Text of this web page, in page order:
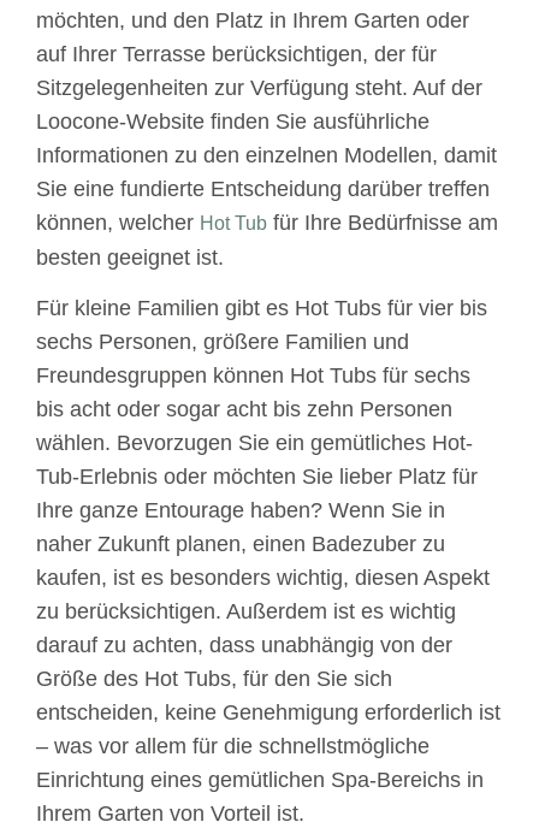
möchten, und den Platz in Ihrem Garten oder
auf Ihrer Terrasse berücksichtigen, der für
Sitzgelegenheiten zur Verfügung steht. Auf der
Loocone-Website finden Sie ausführliche
Informationen zu den einzelnen Modellen, damit
Sie eine fundierte Entscheidung darüber treffen
können, welcher Hot Tub für Ihre Bedürfnisse am
besten geeignet ist.
Für kleine Familien gibt es Hot Tubs für vier bis
sechs Personen, größere Familien und
Freundesgruppen können Hot Tubs für sechs
bis acht oder sogar acht bis zehn Personen
wählen. Bevorzugen Sie ein gemütliches Hot-
Tub-Erlebnis oder möchten Sie lieber Platz für
Ihre ganze Entourage haben? Wenn Sie in
naher Zukunft planen, einen Badezuber zu
kaufen, ist es besonders wichtig, diesen Aspekt
zu berücksichtigen. Außerdem ist es wichtig
darauf zu achten, dass unabhängig von der
Größe des Hot Tubs, für den Sie sich
entscheiden, keine Genehmigung erforderlich ist
– was vor allem für die schnellstmögliche
Einrichtung eines gemütlichen Spa-Bereichs in
Ihrem Garten von Vorteil ist.